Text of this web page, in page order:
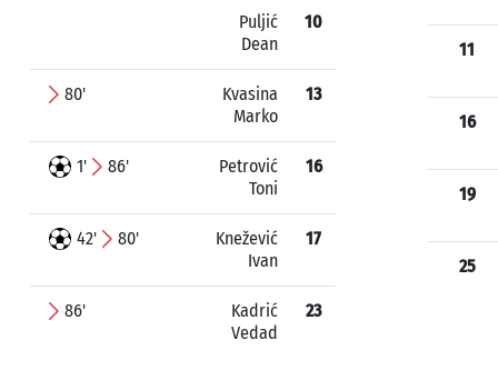
Puljić
Dean
10
80'
Kvasina
Marko
13
1' 86'
Petrović
Toni
16
42' 80'
Knežević
Ivan
17
86'
Kadrić
Vedad
23
11
16
19
25